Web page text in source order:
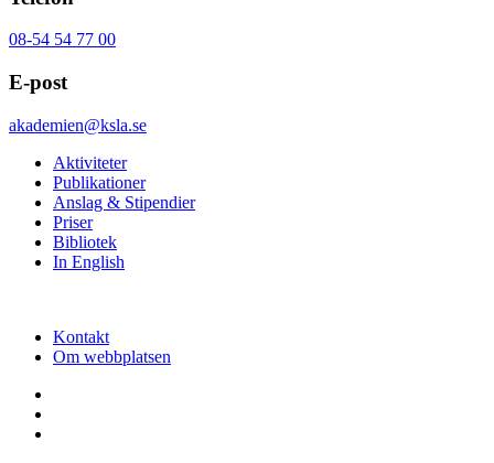
08-54 54 77 00
E-post
akademien@ksla.se
Aktiviteter
Publikationer
Anslag & Stipendier
Priser
Bibliotek
In English
Kontakt
Om webbplatsen